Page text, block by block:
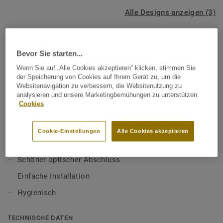
Alle Designs anzeigen (3)
PVC Dichtungsprofil - CAP2
Dichtungsprofil zur Abdeckung eines an der Wand
hochgezogenen Bodenbelags. PVC Dichtungsprofile
werden in der Regel zusammen mit einem Hohlkehlprofil
verwendet und sind zur Verlegung von homogenen und
heterogenen Bodenbelägen geeignet.
PVC Dichtungsprofile gibt es in folgenden
selbstklebendCAP3: zweiteilig
Schöner optischer Abschluss
Einfache Installation
Hygienisch
TECHNISCHE DATEN
Bevor Sie starten...
Wenn Sie auf „Alle Cookies akzeptieren“ klicken, stimmen Sie
der Speicherung von Cookies auf Ihrem Gerät zu, um die
Websitenavigation zu verbessern, die Websitenutzung zu
analysieren und unsere Marketingbemühungen zu unterstützen.
Cookies
Alle Cookies akzeptieren
Cookie-Einstellungen